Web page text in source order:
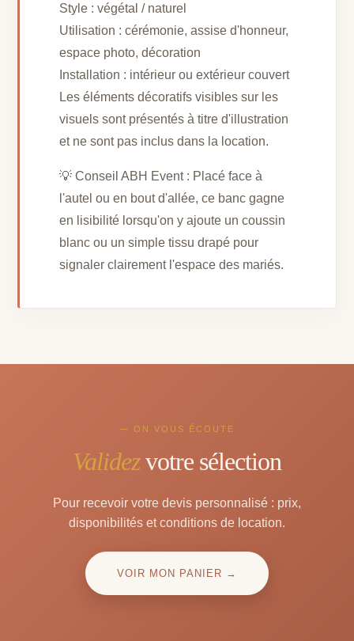
Style : végétal / naturel
Utilisation : cérémonie, assise d'honneur,
espace photo, décoration
Installation : intérieur ou extérieur couvert
Les éléments décoratifs visibles sur les
visuels sont présentés à titre d'illustration
et ne sont pas inclus dans la location.
💡 Conseil ABH Event : Placé face à
l'autel ou en bout d'allée, ce banc gagne
en lisibilité lorsqu'on y ajoute un coussin
blanc ou un simple tissu drapé pour
signaler clairement l'espace des mariés.
— ON VOUS ÉCOUTE
Validezvotre sélection
Pour recevoir votre devis personnalisé : prix,
disponibilités et conditions de location.
VOIR MON PANIER →